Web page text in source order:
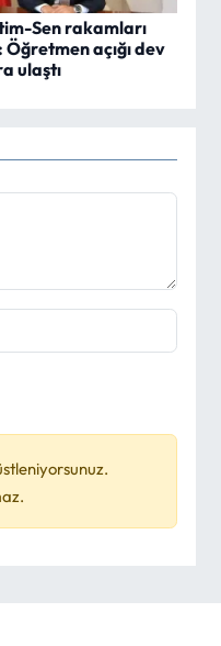
Sen rakamları
Öğretmen açığı dev
ulaştı